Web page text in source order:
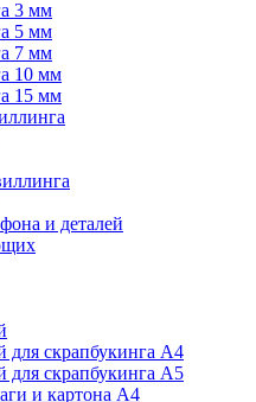
3 мм
5 мм
7 мм
10 мм
15 мм
и деталей
для скрапбукинга А4
для скрапбукинга А5
и картона А4